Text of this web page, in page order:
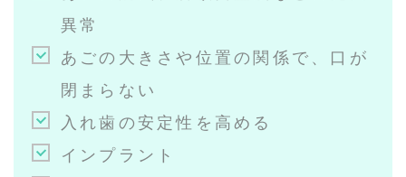
異常
あごの大きさや位置の関係で、口が
閉まらない
入れ歯の安定性を高める
インプラント